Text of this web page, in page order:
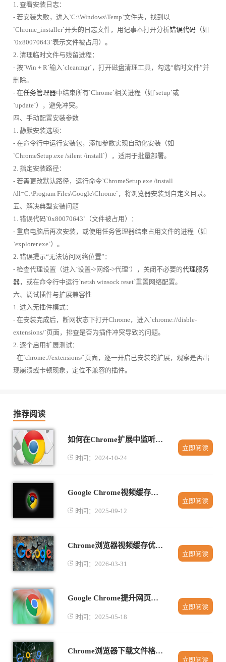
1. 查看安装日志：
- 若安装失败，进入`C:\Windows\Temp`文件夹，找到以
`Chrome_installer`开头的日志文件，用记事本打开分析错误代码（如
`0x80070643`表示文件被占用）。
2. 清理临时文件与残留进程：
- 按`Win + R`输入`cleanmgr`，打开磁盘清理工具，勾选“临时文件”并
删除。
- 在任务管理器中结束所有`Chrome`相关进程（如`setup`或
`update`），避免冲突。
四、手动配置安装参数
1. 静默安装选项：
- 在命令行中运行安装包，添加参数实现自动化安装（如
`ChromeSetup.exe /silent /install`），适用于批量部署。
2. 指定安装路径：
- 若需更改默认路径，运行命令`ChromeSetup.exe /install
/dl=C:\Program Files\Google\Chrome`，将浏览器安装到自定义目录。
五、解决典型安装问题
1. 错误代码`0x80070643`（文件被占用）：
- 重启电脑后再次安装，或使用任务管理器结束占用文件的进程（如
`explorer.exe`）。
2. 错误提示“无法访问网络位置”：
- 检查代理设置（进入`设置->网络->代理`），关闭不必要的代理服务
器，或在命令行中运行`netsh winsock reset`重置网络配置。
六、调试插件与扩展兼容性
1. 进入无插件模式：
- 在安装完成后，断网状态下打开Chrome，进入`chrome://disble-
extensions/`页面，排查是否为插件冲突导致的问题。
2. 逐个启用扩展测试：
- 在`chrome://extensions/`页面，逐一开启已安装的扩展，观察是否出
现崩溃或卡顿现象，定位不兼容的插件。
推荐阅读
如何在Chrome扩展中监听浏览器书签变化
时间：2024-10-24
立即阅读
Google Chrome视频缓存清理操作技巧
时间：2025-09-12
立即阅读
Chrome浏览器视频缓存优化操作技巧总结
时间：2026-03-31
立即阅读
Google Chrome提升网页互动性与用户体验
时间：2025-05-18
立即阅读
Chrome浏览器下载文件格式兼容性分析
立即阅读